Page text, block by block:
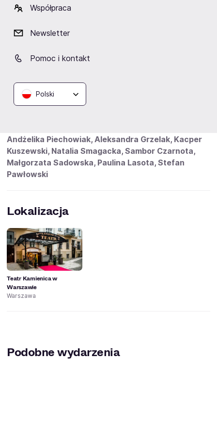
Współpraca
Newsletter
Pomoc i kontakt
Polski
Charakteryzacja: Mira Wojtczak
Ruch sceniczny: Tomasz Borkowski
Opracowanie graficzne: Piotr Grzegorzewski
Andżelika Piechowiak, Aleksandra Grzelak, Kacper
Kuszewski, Natalia Smagacka, Sambor Czarnota,
Małgorzata Sadowska, Paulina Lasota, Stefan
Pawłowski
Lokalizacja
Teatr Kamienica w
Warszawie
Warszawa
Podobne wydarzenia